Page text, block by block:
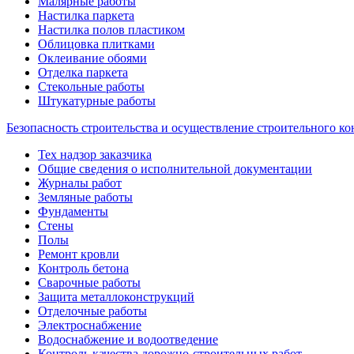
Настилка паркета
Настилка полов пластиком
Облицовка плитками
Оклеивание обоями
Отделка паркета
Стекольные работы
Штукатурные работы
Безопасность строительства и осуществление строительного
Тех надзор заказчика
Общие сведения о исполнительной документации
Журналы работ
Земляные работы
Фундаменты
Стены
Полы
Ремонт кровли
Контроль бетона
Сварочные работы
Защита металлоконструкций
Отделочные работы
Электроснабжение
Водоснабжение и водоотведение